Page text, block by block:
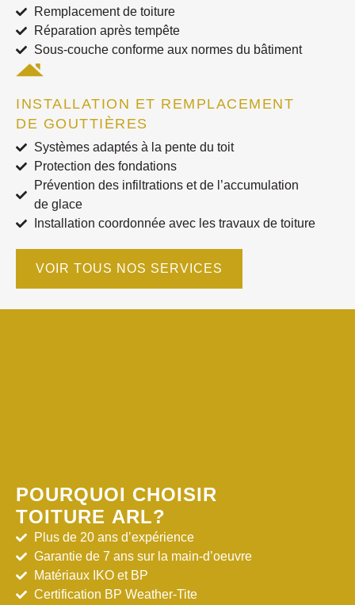
Remplacement de toiture
Réparation après tempête
Sous-couche conforme aux normes du bâtiment
INSTALLATION ET REMPLACEMENT
DE GOUTTIÈRES
Systèmes adaptés à la pente du toit
Protection des fondations
Prévention des infiltrations et de l’accumulation
de glace
Installation coordonnée avec les travaux de toiture
VOIR TOUS NOS SERVICES
POURQUOI CHOISIR
TOITURE ARL?
Plus de 20 ans d’expérience
Garantie de 7 ans sur la main-d’oeuvre
Matériaux IKO et BP
Certification BP Weather-Tite